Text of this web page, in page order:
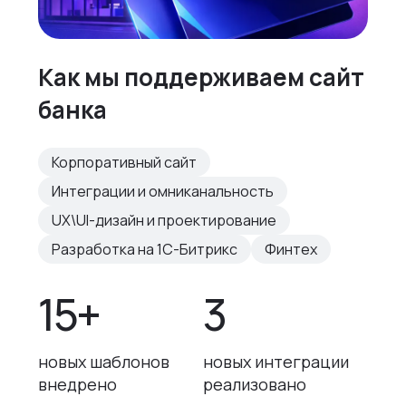
Как мы поддерживаем сайт
банка
Корпоративный сайт
Интеграции и омниканальность
UX\UI-дизайн и проектирование
Разработка на 1С-Битрикс
Финтех
15+
новых шаблонов
внедрено
3
новых интеграции
реализовано